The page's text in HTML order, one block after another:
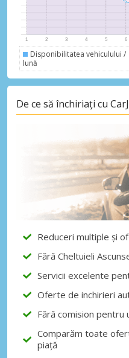
Disponibilitatea vehiculului /
lună
De ce să închiriați cu
Reduceri multiple și
Fără Cheltuieli
Servicii excelente
Oferte de inchirieri
Fără comision pentru
Comparăm toate
piață